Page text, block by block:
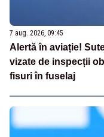
7 aug. 2026, 09:45
Alertă în aviație!
vizate de inspecții
fisuri în fuselaj